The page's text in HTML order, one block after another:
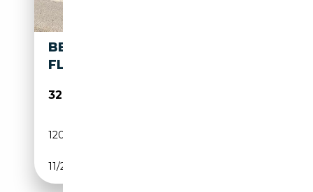
BENTLEY CONTINENTAL
FLYING SPUR V12
32 990€
120 000 km
11/2006